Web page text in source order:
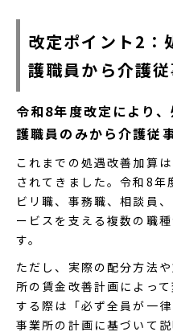
改定ポイント2：
護職員から介護
令和8年度改定により
護職員のみから介護従
これまでの処遇改善加算
されてきました。令和8年
ビリ職、事務職、相談員
ービスを支える複数の職
す。
ただし、実際の配分方法
所の賃金改善計画によっ
する際は「必ず全員が一
事業所の計画に基づいて